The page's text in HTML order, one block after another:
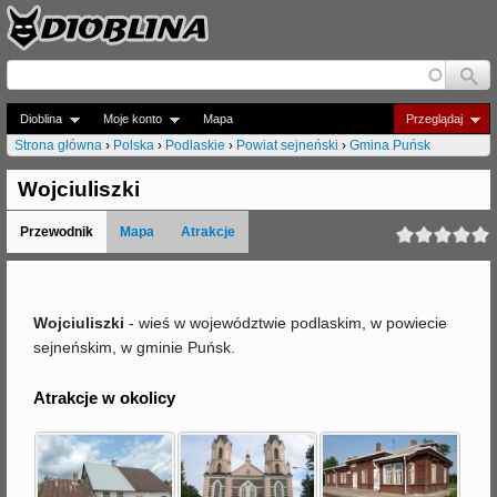
Jump to navigation
Dioblina Moje konto Przeglądaj
Mapa
J
e
s
Strona główna › Polska › Podlaskie › Powiat sejneński › Gmina Puńsk
Wojciuliszki
Przewodnik Mapa Atrakcje
Wojciuliszki - wieś w województwie podlaskim, w powiecie
sejneńskim, w gminie Puńsk.
Atrakcje w okolicy